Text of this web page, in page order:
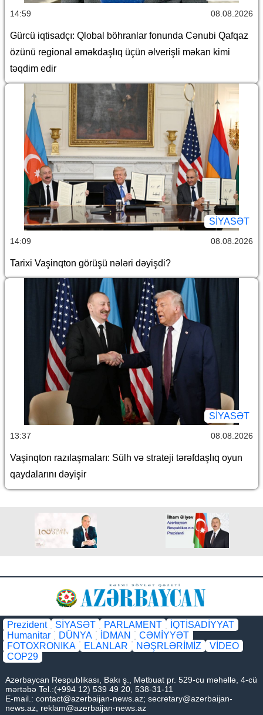
14:59 08.08.2026
Gürcü iqtisadçı: Qlobal böhranlar fonunda Cənubi Qafqaz
özünü regional əməkdaşlıq üçün əlverişli məkan kimi
təqdim edir
SİYASƏT
14:09 08.08.2026
Tarixi Vaşinqton görüşü nələri dəyişdi?
SİYASƏT
13:37 08.08.2026
Vaşinqton razılaşmaları: Sülh və strateji tərəfdaşlıq oyun
qaydalarını dəyişir
Prezident SİYASƏT PARLAMENT
İQTİSADİYYAT
Humanitar
DÜNYA İDMAN
CƏMİYYƏT
FOTOXRONIKA
ELANLAR NƏŞRLƏRİMİZ
VİDEO
COP29
Azərbaycan Respublikası, Bakı ş., Mətbuat pr. 529-cu məhəllə, 4-cü
mərtəbə Tel.:(+994 12) 539 49 20, 538-31-11
E-mail.: contact@azerbaijan-news.az; secretary@azerbaijan-
news.az reklam@azerbaijan-news.az